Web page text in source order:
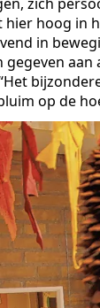
hier hoog in
in
op de